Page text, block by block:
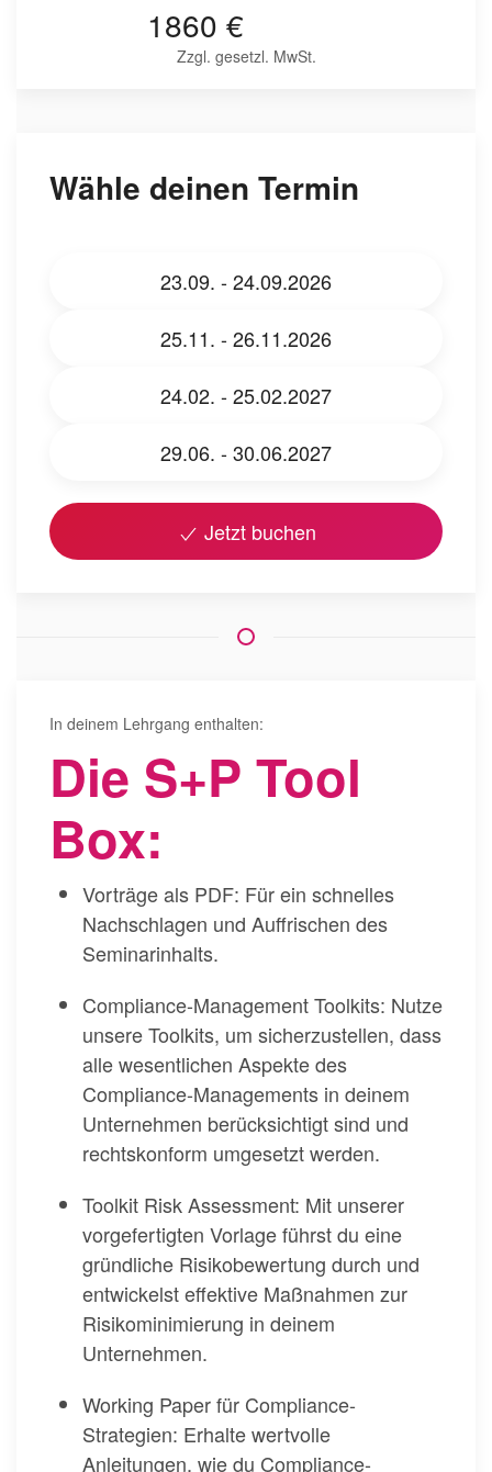
1860 €
Zzgl. gesetzl. MwSt.
Wähle deinen Termin
23.09. - 24.09.2026
25.11. - 26.11.2026
24.02. - 25.02.2027
29.06. - 30.06.2027
Jetzt buchen
In deinem Lehrgang enthalten:
Die S+P Tool
Box:
Vorträge als PDF: Für ein schnelles
Nachschlagen und Auffrischen des
Seminarinhalts.
Compliance-Management Toolkits: Nutze
unsere Toolkits, um sicherzustellen, dass
alle wesentlichen Aspekte des
Compliance-Managements in deinem
Unternehmen berücksichtigt sind und
rechtskonform umgesetzt werden.
Toolkit Risk Assessment: Mit unserer
vorgefertigten Vorlage führst du eine
gründliche Risikobewertung durch und
entwickelst effektive Maßnahmen zur
Risikominimierung in deinem
Unternehmen.
Working Paper für Compliance-
Strategien: Erhalte wertvolle
Anleitungen, wie du Compliance-